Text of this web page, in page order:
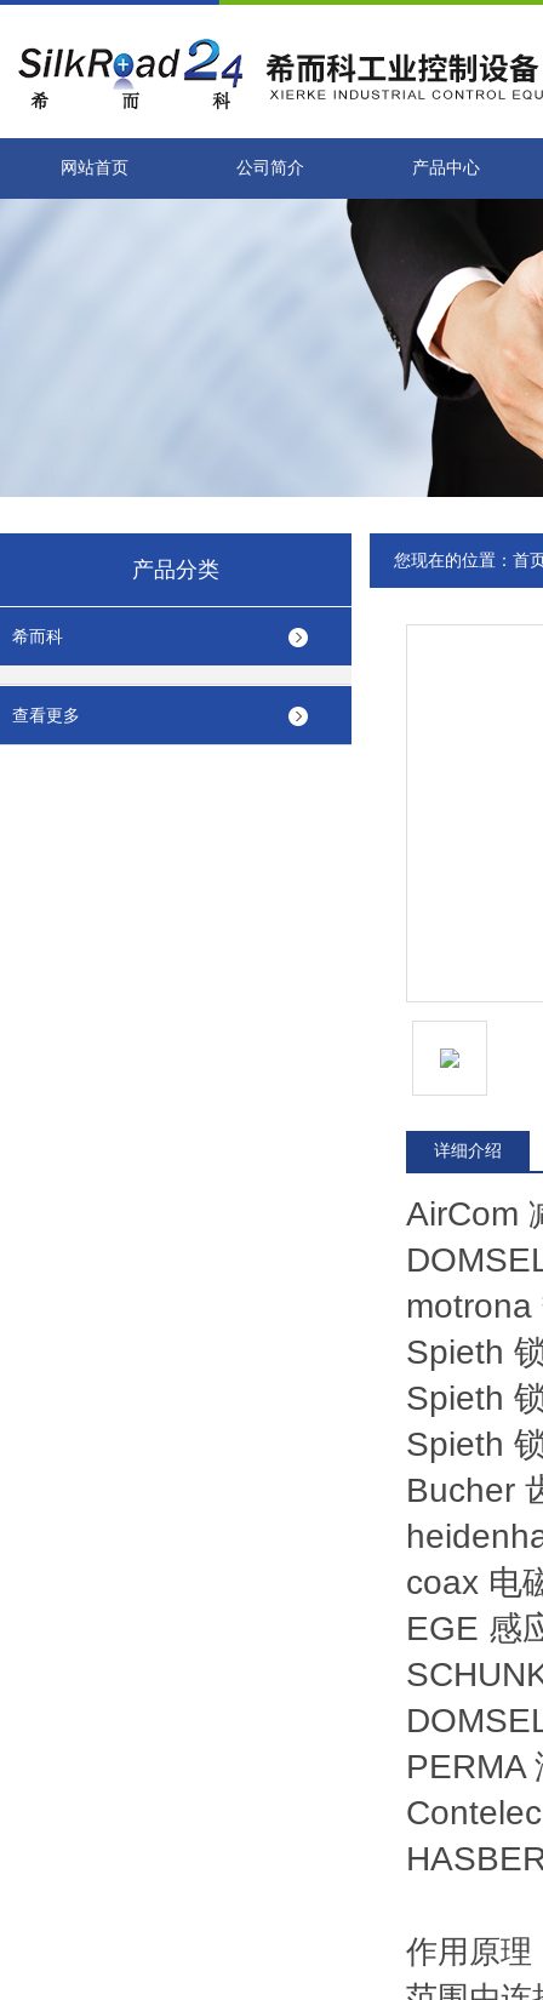
网站首页 公司简介 产品中心
产品分类
希而科
查看更多
您现在的位置： 首
详细介绍
AirCom
motrona
Spieth
Spieth
Spieth
Bucher
coax 电
EGE 感
PERMA
作用原理